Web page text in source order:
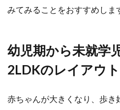
みてみることをおすすめしま
幼児期から未就学
2LDKのレイアウト
赤ちゃんが大きくなり、歩き